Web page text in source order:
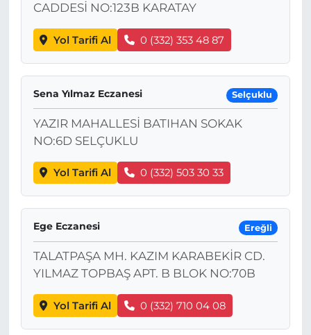
CADDESİ NO:123B KARATAY
Yol Tarifi Al 0 (332) 353 48 87
Sena Yılmaz Eczanesi Selçuklu
YAZIR MAHALLESİ BATIHAN SOKAK
NO:6D SELÇUKLU
Yol Tarifi Al 0 (332) 503 30 33
Ege Eczanesi Ereğli
TALATPAŞA MH. KAZIM KARABEKİR CD.
YILMAZ TOPBAŞ APT. B BLOK NO:70B
Yol Tarifi Al 0 (332) 710 04 08